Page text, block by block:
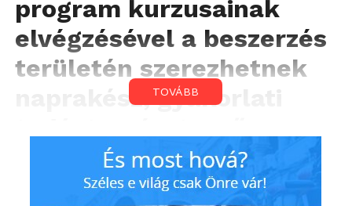
program kurzusainak
elvégzésével a beszerzés
területén szerezhetnek
naprakész, gyakorlati
hallgatók. E tudás
elismeréséről egy
TOVÁBB